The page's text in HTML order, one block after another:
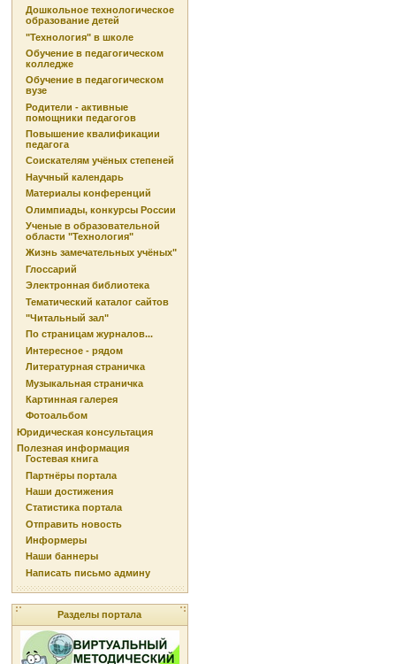
Дошкольное технологическое
образование детей
"Технология" в школе
Обучение в педагогическом
колледже
Обучение в педагогическом
вузе
Родители - активные
помощники педагогов
Повышение квалификации
педагога
Соискателям учёных степеней
Научный календарь
Материалы конференций
Олимпиады, конкурсы России
Ученые в образовательной
области "Технология"
Жизнь замечательных учёных"
Глоссарий
Электронная библиотека
Тематический каталог сайтов
"Читальный зал"
По страницам журналов...
Интересное - рядом
Литературная страничка
Музыкальная страничка
Картинная галерея
Фотоальбом
Юридическая консультация
Полезная информация
Гостевая книга
Партнёры портала
Наши достижения
Статистика портала
Отправить новость
Информеры
Наши баннеры
Написать письмо админу
Разделы портала